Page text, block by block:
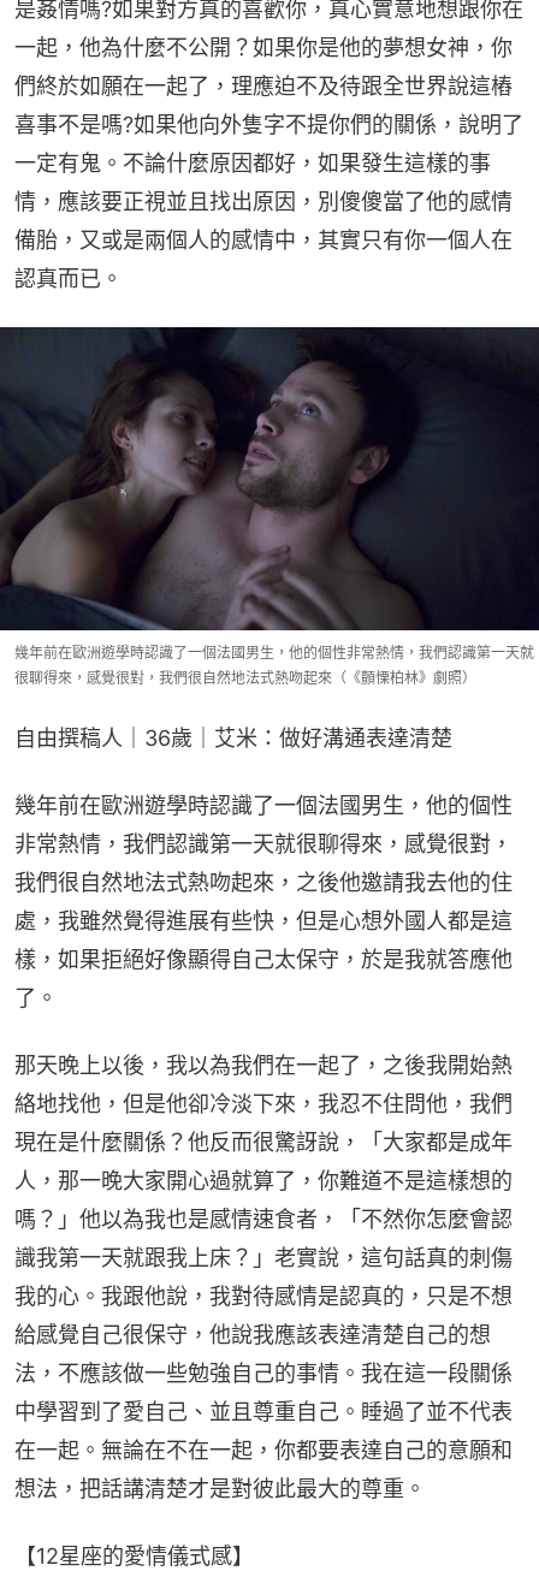
是姦情嗎?如果對方真的喜歡你，真心實意地想跟你在
一起，他為什麼不公開？如果你是他的夢想女神，你
們終於如願在一起了，理應迫不及待跟全世界說這樁
喜事不是嗎?如果他向外隻字不提你們的關係，說明了
一定有鬼。不論什麼原因都好，如果發生這樣的事
情，應該要正視並且找出原因，別傻傻當了他的感情
備胎，又或是兩個人的感情中，其實只有你一個人在
認真而已。
幾年前在歐洲遊學時認識了一個法國男生，他的個性非常熱情，我們認識第一天就
很聊得來，感覺很對，我們很自然地法式熱吻起來（《顫慄柏林》劇照）
自由撰稿人｜36歲｜艾米：做好溝通表達清楚
幾年前在歐洲遊學時認識了一個法國男生，他的個性
非常熱情，我們認識第一天就很聊得來，感覺很對，
我們很自然地法式熱吻起來，之後他邀請我去他的住
處，我雖然覺得進展有些快，但是心想外國人都是這
樣，如果拒絕好像顯得自己太保守，於是我就答應他
了。
那天晚上以後，我以為我們在一起了，之後我開始熱
絡地找他，但是他卻冷淡下來，我忍不住問他，我們
現在是什麼關係？他反而很驚訝說，「大家都是成年
人，那一晚大家開心過就算了，你難道不是這樣想的
嗎？」他以為我也是感情速食者，「不然你怎麼會認
識我第一天就跟我上床？」老實說，這句話真的刺傷
我的心。我跟他說，我對待感情是認真的，只是不想
給感覺自己很保守，他說我應該表達清楚自己的想
法，不應該做一些勉強自己的事情。我在這一段關係
中學習到了愛自己、並且尊重自己。睡過了並不代表
在一起。無論在不在一起，你都要表達自己的意願和
想法，把話講清楚才是對彼此最大的尊重。
【12星座的愛情儀式感】